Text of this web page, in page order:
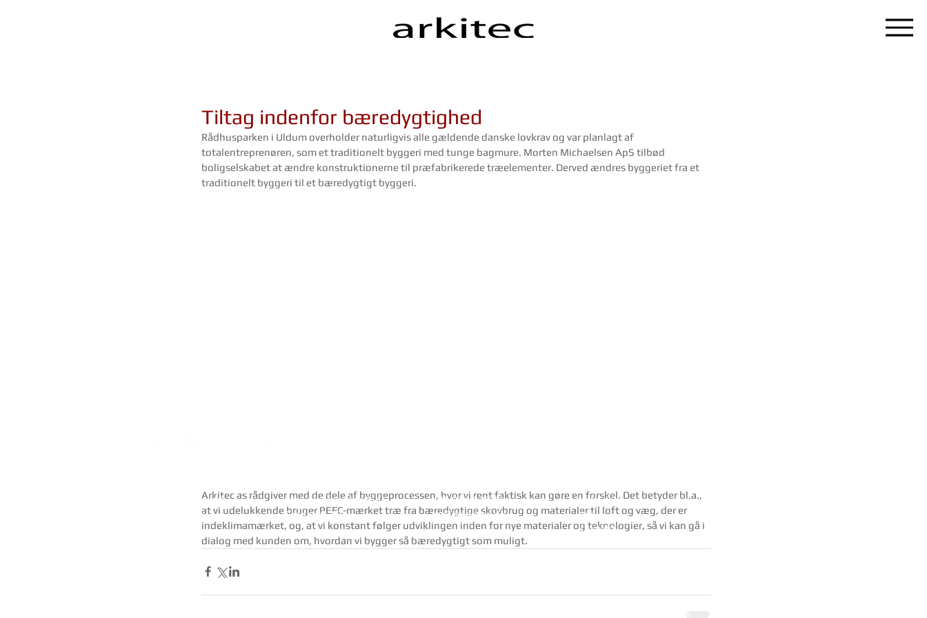
Tiltag indenfor bæredygtighed
Rådhusparken i Uldum overholder naturligvis alle gældende danske lovkrav og var planlagt af
totalentreprenøren, som et traditionelt byggeri med tunge bagmure. Morten Michaelsen ApS tilbød
boligselskabet at ændre konstruktionerne til præfabrikerede træelementer. Derved ændres byggeriet fra et
traditionelt byggeri til et bæredygtigt byggeri.
Arkitec as rådgiver med de dele af byggeprocessen, hvor vi rent faktisk kan gøre en forskel. Det betyder bl.a.,
at vi udelukkende bruger PEFC-mærket træ fra bæredygtige skovbrug og materialer til loft og væg, der er
indeklimamærket, og, at vi konstant følger udviklingen inden for nye materialer og teknologier, så vi kan gå i
dialog med kunden om, hvordan vi bygger så bæredygtigt som muligt.
Birk centerpark 40
7400 Herning
Mandag-torsdag 8-16
Fredag 8-13
+45 9712 2777
mail@arkitec.dk
Nyheder
Job
Kontakt